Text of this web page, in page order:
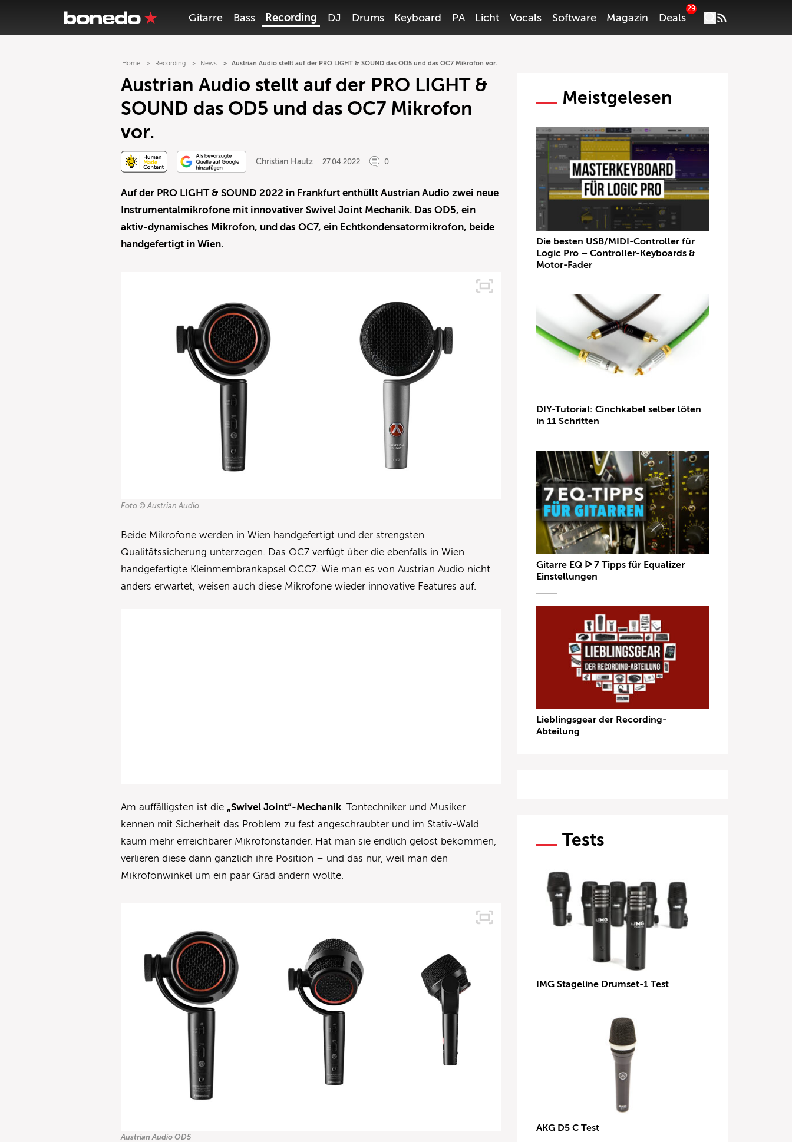
Gitarre Bass Recording DJ Drums Keyboard PA Licht Vocals Software Magazin Deals
29
Home Recording News Austrian Audio stellt auf der PRO LIGHT & SOUND das OD5 und das OC7 Mikrofon vor.
Austrian Audio stellt auf der PRO LIGHT &
SOUND das OD5 und das OC7 Mikrofon
vor.
Christian Hautz 27.04.2022 0
Auf der PRO LIGHT & SOUND 2022 in Frankfurt enthüllt Austrian Audio zwei neue
Instrumentalmikrofone mit innovativer Swivel Joint Mechanik. Das OD5, ein
aktiv-dynamisches Mikrofon, und das OC7, ein Echtkondensatormikrofon, beide
handgefertigt in Wien.
Foto © Austrian Audio
Beide Mikrofone werden in Wien handgefertigt und der strengsten
Qualitätssicherung unterzogen. Das OC7 verfügt über die ebenfalls in Wien
handgefertigte Kleinmembrankapsel OCC7. Wie man es von Austrian Audio nicht
anders erwartet, weisen auch diese Mikrofone wieder innovative Features auf.
Am auffälligsten ist die „Swivel Joint“-Mechanik . Tontechniker und Musiker
kennen mit Sicherheit das Problem zu fest angeschraubter und im Stativ-Wald
kaum mehr erreichbarer Mikrofonständer. Hat man sie endlich gelöst bekommen,
verlieren diese dann gänzlich ihre Position – und das nur, weil man den
Mikrofonwinkel um ein paar Grad ändern wollte.
Austrian Audio OD5
Meistgelesen
Die besten USB/MIDI-Controller für
Logic Pro – Controller-Keyboards &
Motor-Fader
DIY-Tutorial: Cinchkabel selber löten
in 11 Schritten
Gitarre EQ ᐅ 7 Tipps für Equalizer
Einstellungen
Lieblingsgear der Recording-
Abteilung
Tests
IMG Stageline Drumset-1 Test
AKG D5 C Test